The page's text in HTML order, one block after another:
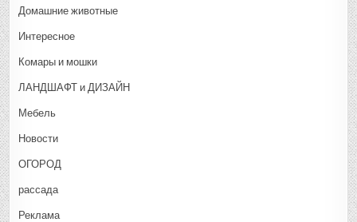
Домашние животные
Интересное
Комары и мошки
ЛАНДШАФТ и ДИЗАЙН
Мебель
Новости
ОГОРОД
рассада
Реклама